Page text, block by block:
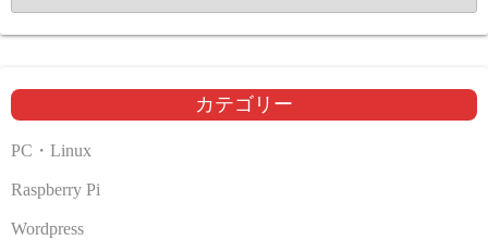
ー
カ
ブ
カテゴリー
PC・Linux
Raspberry Pi
Wordpress